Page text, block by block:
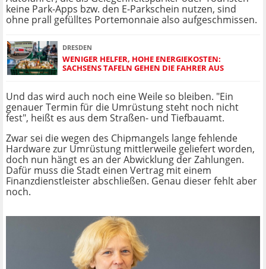
keine Park-Apps bzw. den E-Parkschein nutzen, sind
ohne prall gefülltes Portemonnaie also aufgeschmissen.
DRESDEN
WENIGER HELFER, HOHE ENERGIEKOSTEN:
SACHSENS TAFELN GEHEN DIE FAHRER AUS
Und das wird auch noch eine Weile so bleiben. "Ein
genauer Termin für die Umrüstung steht noch nicht
fest", heißt es aus dem Straßen- und Tiefbauamt.
Zwar sei die wegen des Chipmangels lange fehlende
Hardware zur Umrüstung mittlerweile geliefert worden,
doch nun hängt es an der Abwicklung der Zahlungen.
Dafür muss die Stadt einen Vertrag mit einem
Finanzdienstleister abschließen. Genau dieser fehlt aber
noch.